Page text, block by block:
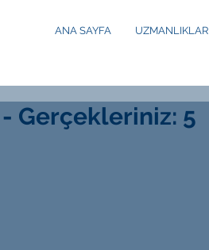
ANA SAYFA UZMANLIKLAR
Gerçekleriniz: 5